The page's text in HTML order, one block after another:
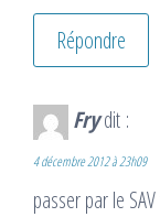
Répondre
Frydit :
4 décembre 2012 à 23h09
passer par le